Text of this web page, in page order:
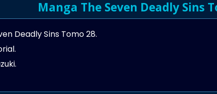
Manga The Seven Deadly Sins
Deadly Sins Tomo 28.